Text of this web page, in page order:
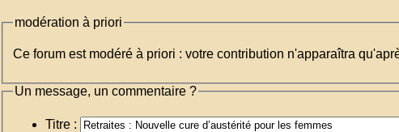
modération à priori
Ce forum est modéré à priori : votre contribution n'apparaîtra
Un message, un commentaire ?
Titre :